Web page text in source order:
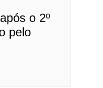
o 2º
pelo